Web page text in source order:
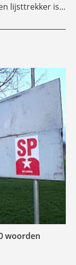
lijsttrekker is…
woorden